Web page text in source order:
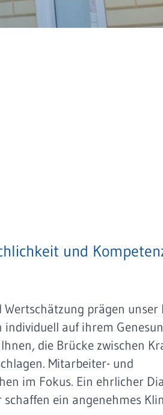
und
prägen unser
auf ihrem
die Brücke zwischen
Mitarbeiter- und
im Fokus. Ein ehrlicher
ein angenehmes